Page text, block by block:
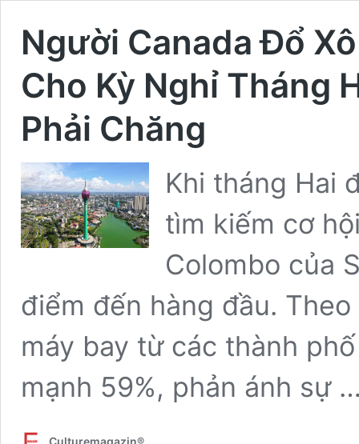
Người Canada Đổ
Cho Kỳ Nghỉ Tháng
Phải Chăng
Khi tháng Hai
tìm kiếm cơ
Colombo của
điểm đến hàng đầu.
máy bay từ các thành
mạnh 59%, phản ánh sự
Culturemagazin®